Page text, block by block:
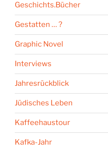
Geschichts.Bücher
Gestatten … ?
Graphic Novel
Interviews
Jahresrückblick
Jüdisches Leben
Kaffeehaustour
Kafka-Jahr